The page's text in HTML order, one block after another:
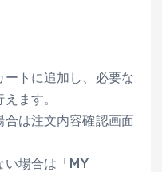
トに追加し、必要な
ます。
合は注文内容確認画面
い場合は「MY